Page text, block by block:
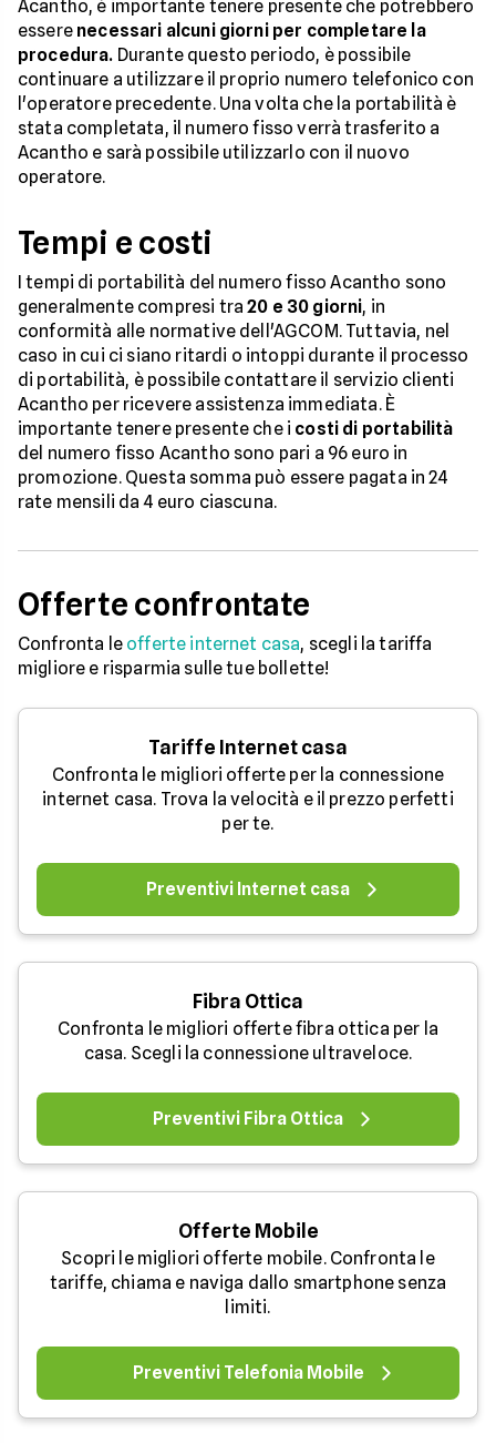
Acantho, è importante tenere presente che potrebbero
essere necessari alcuni giorni per completare la
procedura. Durante questo periodo, è possibile
continuare a utilizzare il proprio numero telefonico con
l'operatore precedente. Una volta che la portabilità è
stata completata, il numero fisso verrà trasferito a
Acantho e sarà possibile utilizzarlo con il nuovo
operatore.
Tempi e costi
I tempi di portabilità del numero fisso Acantho sono
generalmente compresi tra20 e 30 giorni, in
conformità alle normative dell'AGCOM. Tuttavia, nel
caso in cui ci siano ritardi o intoppi durante il processo
di portabilità, è possibile contattare il servizio clienti
Acantho per ricevere assistenza immediata. È
importante tenere presente che i costi di portabilità
del numero fisso Acantho sono pari a 96 euro in
promozione. Questa somma può essere pagata in 24
rate mensili da 4 euro ciascuna.
Offerte confrontate
Confronta le offerte internet casa, scegli la tariffa
migliore e risparmia sulle tue bollette!
Tariffe Internet casa
Confronta le migliori offerte per la connessione
internet casa. Trova la velocità e il prezzo perfetti
per te.
Preventivi Internet casa
Fibra Ottica
Confronta le migliori offerte fibra ottica per la
casa. Scegli la connessione ultraveloce.
Preventivi Fibra Ottica
Offerte Mobile
Scopri le migliori offerte mobile. Confronta le
tariffe, chiama e naviga dallo smartphone senza
limiti.
Preventivi Telefonia Mobile